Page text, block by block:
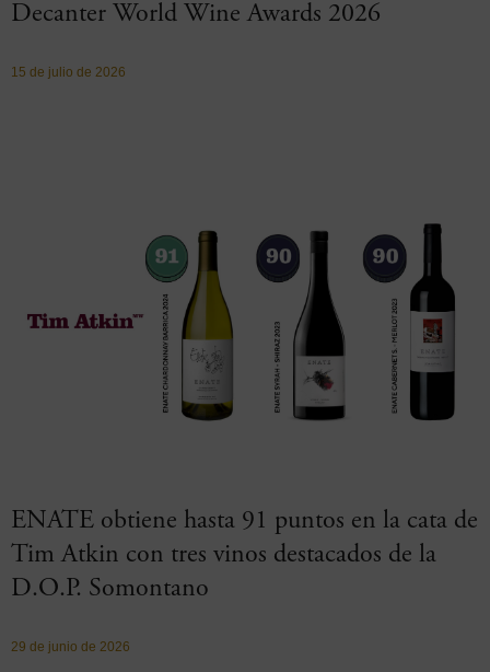
Decanter World Wine Awards 2026
15 de julio de 2026
ENATE obtiene hasta 91 puntos en la cata de
Tim Atkin con tres vinos destacados de la
D.O.P. Somontano
29 de junio de 2026